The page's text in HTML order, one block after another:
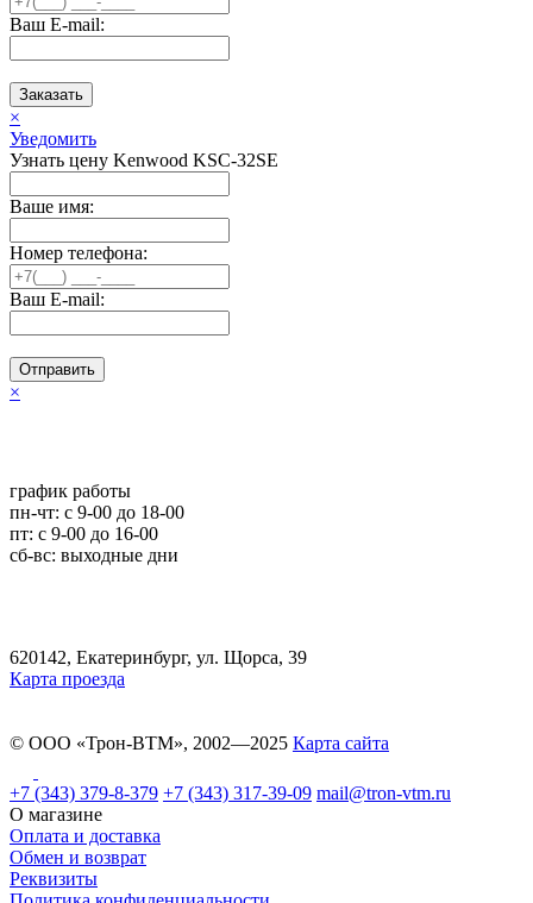
Ваш E-mail:
Заказать
×
Уведомить
Узнать цену Kenwood KSC-32SE
Ваше имя:
Номер телефона:
Ваш E-mail:
Отправить
×
график работы
пн-чт: c 9-00 до 18-00
пт: с 9-00 до 16-00
сб-вс: выходные дни
620142, Екатеринбург, ул. Щорса, 39
Карта проезда
© ООО «Трон-ВТМ», 2002—2025 Карта сайта
+7 (343) 379-8-379 +7 (343) 317-39-09 mail@tron-vtm.ru
О магазине
Оплата и доставка
Обмен и возврат
Реквизиты